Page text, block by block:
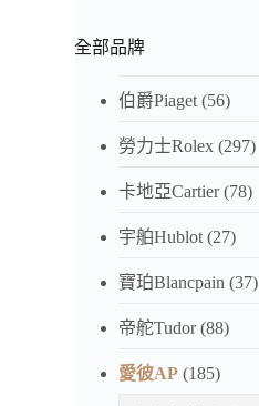
全部品牌
伯爵Piaget (56)
勞力士Rolex (297)
卡地亞Cartier(78)
宇舶Hublot (27)
寶珀Blancpain (37)
帝舵Tudor(88)
愛彼AP (185)